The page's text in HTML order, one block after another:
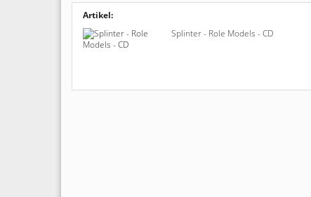
Artikel:
Splinter - Role Models - CD